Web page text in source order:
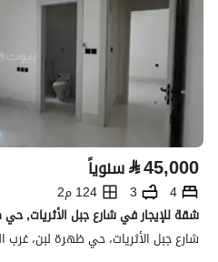
⃁45,000 سنوياً
4
3
124 م2
شارع جبل الأثريات، حي ظهرة لبن، غرب